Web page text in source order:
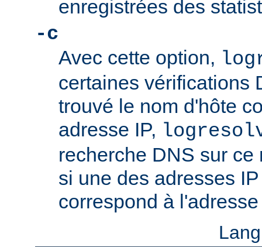
enregistrées des
-c
Avec cette option,
certaines vérifications
trouvé le nom d'hôte
adresse IP,
recherche DNS sur
si une des adresses
correspond à